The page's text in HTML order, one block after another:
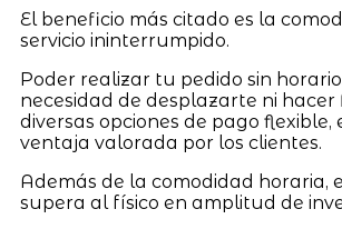
El beneficio más citado es la
servicio ininterrumpido.
Poder realizar tu pedido sin
necesidad de desplazarte ni hacer
diversas opciones de pago flexible,
ventaja valorada por los clientes.
Además de la comodidad horaria,
supera al físico en amplitud de